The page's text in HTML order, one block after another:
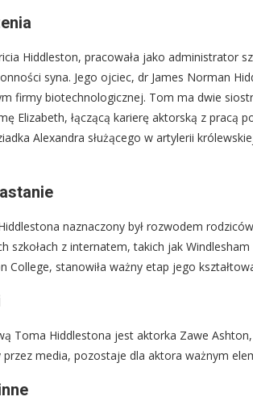
Hiddleston, pracowała jako administrator
syna. Jego ojciec, dr James Norman
firmy biotechnologicznej. Tom ma dwie
Elizabeth, łączącą karierę aktorską z pracą
Alexandra służącego w artylerii
naznaczony był rozwodem
szkołach z internatem, takich jak
College, stanowiła ważny etap jego
Toma Hiddlestona jest aktorka Zawe
media, pozostaje dla aktora ważnym